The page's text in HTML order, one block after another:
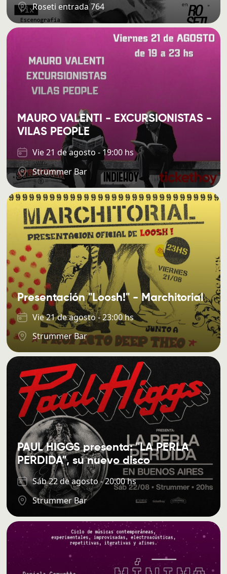
Roseti entrada 764
MAURO VALENTI - EXCURSIONISTAS -
VILAS PEOPLE
Vie 21 de agosto - 19:00 hs
Strummer Bar
Presentación "Loosh!" - Marchitorial
Vie 21 de agosto - 23:00 hs
Strummer Bar
PAUL HIGGS presenta: "LA PERLA
PERDIDA", su nuevo disco
Sáb 22 de agosto - 20:00 hs
Strummer Bar